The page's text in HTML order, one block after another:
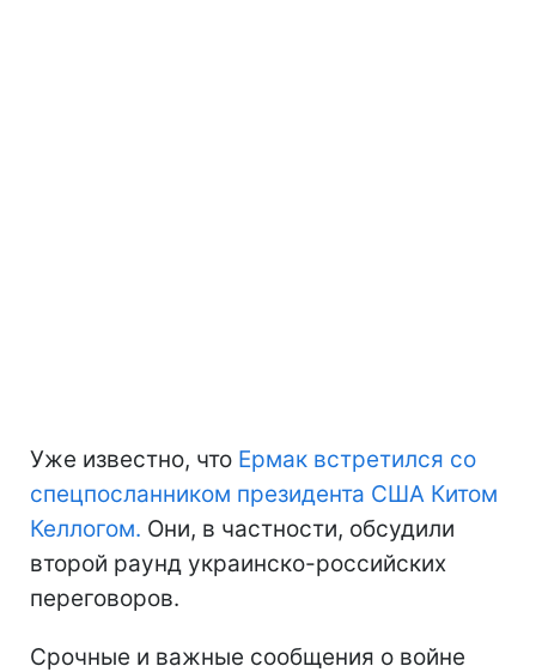
Уже известно, что Ермак встретился со
спецпосланником президента США Китом
Келлогом. Они, в частности, обсудили
второй раунд украинско-российских
переговоров.
Срочные и важные сообщения о войне